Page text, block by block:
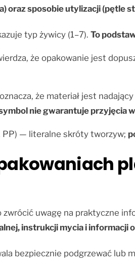
oraz sposobie utylizacji (pętle
typ żywicy (1–7). To
że opakowanie jest
że materiał jest
nie gwarantuje przyjęcia
PP) — literalne skróty tworzyw;
uwagę na praktyczne
instrukcji mycia i informacji
bezpiecznie podgrzewać lub